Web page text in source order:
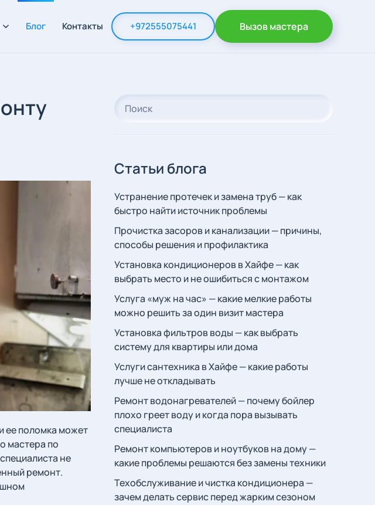
Блог Контакты +972555075441 Вызов мастера
ее поломка может
мастера по
не
ремонт.
Статьи блога
Устранение протечек и замена труб — как
быстро найти источник проблемы
Прочистка засоров и канализации — причины,
способы решения и профилактика
Установка кондиционеров в Хайфе — как
выбрать место и не ошибиться с монтажом
Услуга «муж на час» — какие мелкие работы
можно решить за один визит мастера
Установка фильтров воды — как выбрать
систему для квартиры или дома
Услуги сантехника в Хайфе — какие работы
лучше не откладывать
Ремонт водонагревателей — почему бойлер
плохо греет воду и когда пора вызывать
специалиста
Ремонт компьютеров и ноутбуков на дому —
какие проблемы решаются без замены техники
Техобслуживание и чистка кондиционера —
зачем делать сервис перед жарким сезоном